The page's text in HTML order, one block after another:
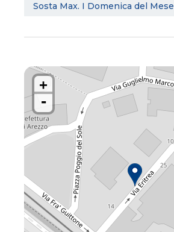
Sosta Max. I Domenica del Mese
+
-